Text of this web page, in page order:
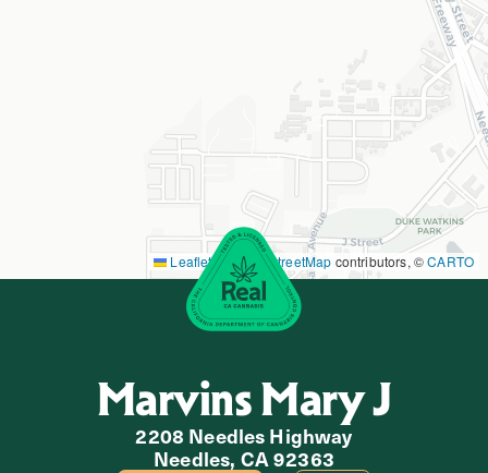
Leaflet|©OpenStreetMap contributors, ©CARTO
Marvins Mary J
2208 Needles Highway
Needles, CA 92363